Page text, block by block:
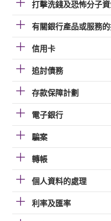
打擊洗錢及恐怖分子
有關銀行產品或服務
信用卡
追討債務
存款保障計劃
電子銀行
騙案
轉帳
個人資料的處理
利率及匯率